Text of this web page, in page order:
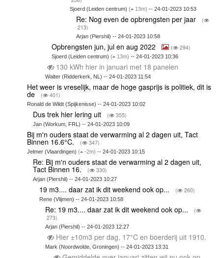
Sjoerd (Leiden centrum)( 13m) -- 24-01-2023 10:53
Re: Nog even de opbrengsten per jaar
(
213)
Arjan (Piershil) -- 24-01-2023 10:58
Opbrengsten jun, jul en aug 2022 ( 294)
Sjoerd (Leiden centrum) ( 13m) -- 24-01-2023 10:36
130 kWh hier in januari met 18 panelen
Walter (Ridderkerk, NL) -- 24-01-2023 11:54
Het weer is vreselijk, maar de hoge gasprijs is politiek, dit is
de ( 401)
Ronald de Wildt (Spijkenisse) -- 24-01-2023 10:02
Dus trek hier lering uit ( 355)
Jan (Workum, FRL) -- 24-01-2023 10:09
Bij m'n ouders staat de verwarming al 2 dagen uit, Tact
Binnen 16.6°C. ( 347)
Jelmer (Vlaardingen) ( -2m) -- 24-01-2023 10:15
Re: Bij m'n ouders staat de verwarming al 2 dagen uit,
Tact Binnen 16. ( 330)
Arjan (Piershil) -- 24-01-2023 10:27
19 m3.... daar zat ik dit weekend ook op... ( 260)
Rene (Vlijmen) -- 24-01-2023 10:58
Re: 19 m3.... daar zat ik dit weekend ook op...
(
273)
Arjan (Piershil) -- 24-01-2023 12:27
Hier ±10m3 per dag, 17°C en boerderij uit 1910.
Mark (Noordwolde, Groningen) -- 24-01-2023 13:31